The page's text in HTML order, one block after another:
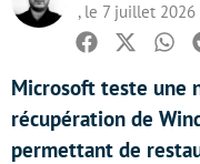
, le 7 juillet 2026
Facebook
Twitter
Microsoft teste une
récupération de
permettant de